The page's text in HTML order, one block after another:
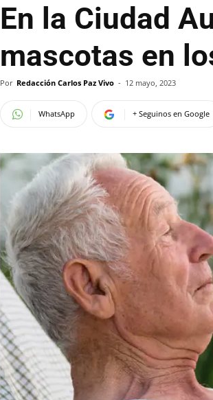
En la Ciudad
mascotas en
Por Redacción Carlos Paz Vivo - 12 mayo, 2023
WhatsApp + Seguinos en Google